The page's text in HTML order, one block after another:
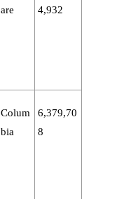
are
4,932
Colum
bia
6,379,70
8